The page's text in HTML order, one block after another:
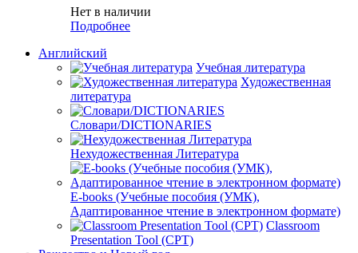
Нет в наличии
Подробнее
Английский
Учебная литература
Художественная
литература
Словари/DICTIONARIES
Нехудожественная Литература
E-books (Учебные пособия (УМК),
Адаптированное чтение в электронном формате)
Classroom
Presentation Tool (CPT)